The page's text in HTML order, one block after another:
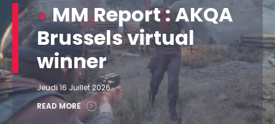
MM Report : AKQA
Brussels virtual
winner
Jeudi 16 Juillet 2026
READ MORE